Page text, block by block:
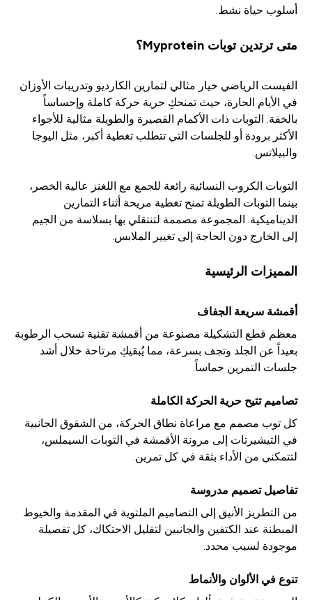
أسلوب حياة نشط.
متى ترتدين توبات Myprotein؟
الفيست الرياضي خيار مثالي لتمارين الكارديو وتدريبات الأوزان
في الأيام الحارة، حيث تمنحكِ حرية حركة كاملة وإحساساً
بالخفة. التوبات ذات الأكمام القصيرة والطويلة مثالية للأجواء
الأكثر برودة أو للجلسات التي تتطلب تغطية أكبر، مثل اليوجا
والبيلاتس.
التوبات الكروب النسائية رائعة للجمع مع اللغنز عالية الخصر،
بينما التوبات الطويلة تمنح تغطية مريحة أثناء التمارين
الديناميكية. المجموعة مصممة لتنتقلي بها بسلاسة من الجيم
إلى الخارج دون الحاجة إلى تغيير الملابس.
المميزات الرئيسية
أقمشة سريعة الجفاف
معظم قطع التشكيلة مصنوعة من أقمشة تقنية تسحب الرطوبة
بعيداً عن الجلد وتجف بسرعة، مما يُبقيكِ مرتاحة خلال أشد
جلسات التمرين حماساً.
تصاميم تتيح حرية الحركة الكاملة
كل توب مصمم مع مراعاة نطاق الحركة، من الشقوق الجانبية
في التيشيرتات إلى مرونة الأقمشة في التوبات السيملس،
لتتمكني من الأداء بثقة في كل تمرين.
تفاصيل تصميم مدروسة
من التطريز الأنيق إلى التصاميم الملتوية في المقدمة والخيوط
المبطنة عند الكتفين والجانبين لتقليل الاحتكاك، كل تفصيلة
موجودة لسبب محدد.
تنوع في الألوان والأنماط